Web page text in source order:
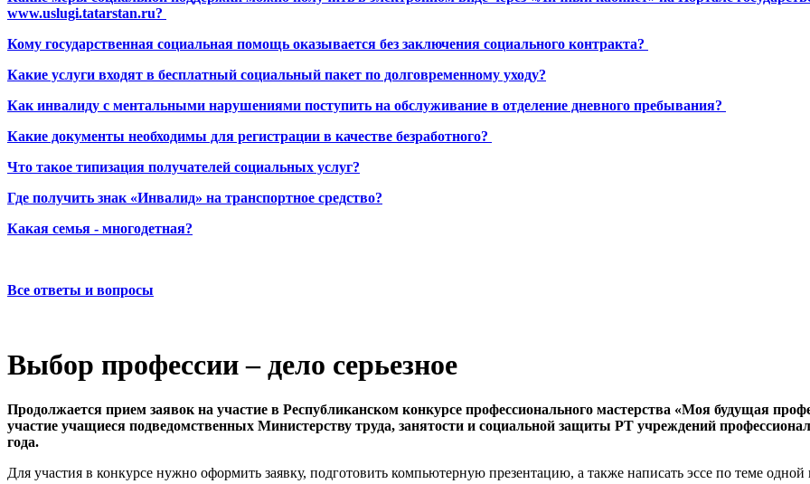
www.uslugi.tatarstan.ru?
Кому государственная социальная помощь оказывается без заключения социального контракта?
Какие услуги входят в бесплатный социальный пакет по долговременному уходу?
Как инвалиду с ментальными нарушениями поступить на обслуживание в отделение дневного пребывания?
Какие документы необходимы для регистрации в качестве безработного?
Что такое типизация получателей социальных услуг?
Где получить знак «Инвалид» на транспортное средство?
Какая семья - многодетная?
Все ответы и вопросы
Выбор профессии – дело серьезное
Продолжается прием заявок на участие в Республиканском конкурсе профессионального мас­терства «Моя будущая
участие учащиеся подведомственных Министерству труда, занятости и социальной защиты РТ учреждений
года.
Для участия в конкурсе нужно оформить заявку, подготовить компьютерную презентацию, а также написать эссе по теме